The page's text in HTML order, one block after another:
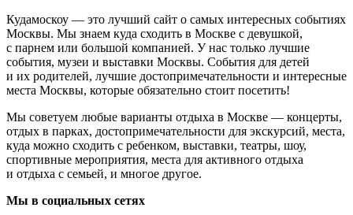
Кудамоскоу — это лучший сайт о самых интересных событиях
Москвы. Мы знаем куда сходить в Москве с девушкой,
с парнем или большой компанией. У нас только лучшие
события, музеи и выставки Москвы. События для детей
и их родителей, лучшие достопримечательности и интересные
места Москвы, которые обязательно стоит посетить!
Мы советуем любые варианты отдыха в Москве — концерты,
отдых в парках, достопримечательности для экскурсий, места,
куда можно сходить с ребенком, выставки, театры, шоу,
спортивные мероприятия, места для активного отдыха
и отдыха с семьей, и многое другое.
Мы в социальных сетях